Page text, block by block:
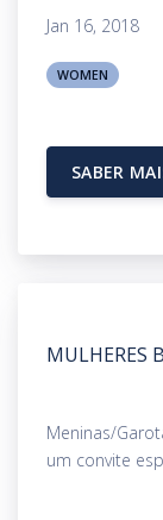
Jan 16, 2018
WOMEN
SABER
MULHERES
Meninas/
um convite